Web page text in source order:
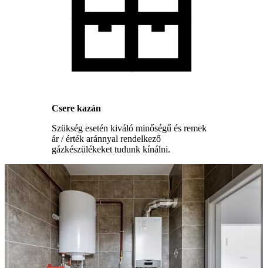
Csere kazán
Szükség esetén kiváló minőségű és remek
ár / érték aránnyal rendelkező
gázkészülékeket tudunk kínálni.